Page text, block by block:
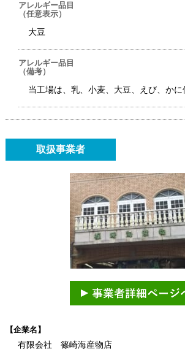
アレルギー品目
（任意表示）
大豆
アレルギー品目
（備考）
当工場は、乳、小麦、大豆、えび、かに
取扱事業者
【企業名】
有限会社 篠崎海産物店